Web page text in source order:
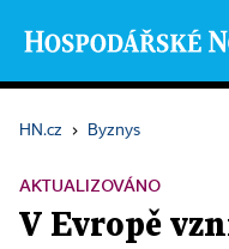
HN.cz › Byznys
AKTUALIZOVÁNO
V Evropě